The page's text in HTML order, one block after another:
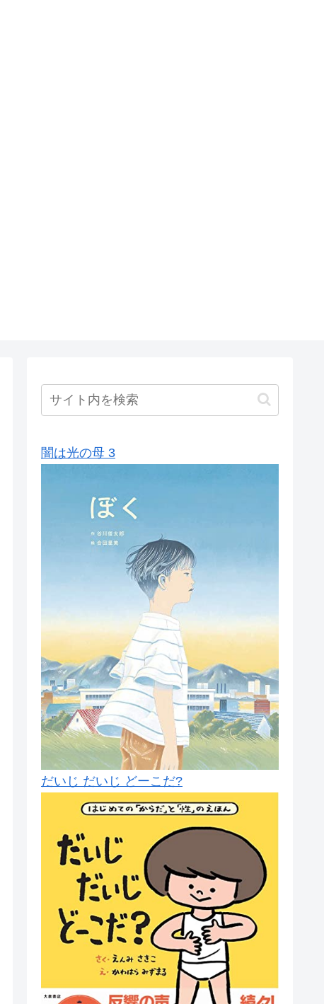
闇は光の母 3
だいじ だいじ どーこだ?